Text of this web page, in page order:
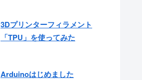
3Dプリンターフィラメント
「TPU」を使ってみた
Arduinoはじめました